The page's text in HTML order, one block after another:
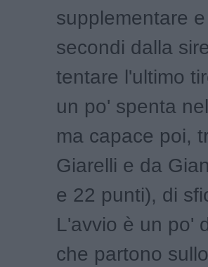
supplementare
secondi dalla
tentare l'ultimo
un po' spenta
ma capace poi,
Giarelli e da
e 22 punti), di
L'avvio è un po'
che partono